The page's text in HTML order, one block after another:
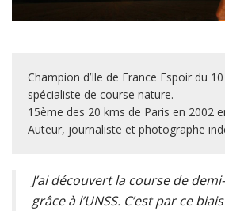
Champion d’Ile de France Espoir du
spécialiste de course nature.
15ème des 20 kms de Paris en 2002
Auteur, journaliste et photographe
J’ai découvert la course de
grâce à l’UNSS. C’est par ce